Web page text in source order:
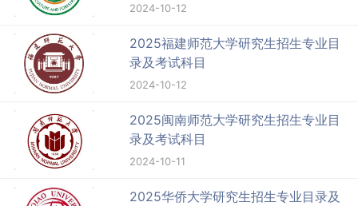
2024-10-12
2025福建师范大学研究生招生专业目
录及考试科目
2024-10-12
2025闽南师范大学研究生招生专业目
录及考试科目
2024-10-11
2025华侨大学研究生招生专业目录及